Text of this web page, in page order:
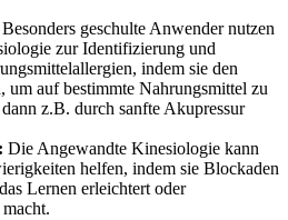
Besonders geschulte Anwender nutzen
zur Identifizierung und
indem sie den
um auf bestimmte Nahrungsmittel zu
z.B. durch sanfte Akupressur
Die Angewandte Kinesiologie kann
helfen, indem sie Blockaden
Lernen erleichtert oder